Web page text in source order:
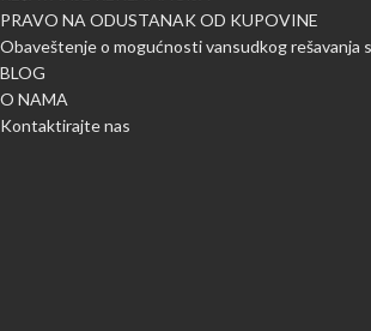
PRAVO NA ODUSTANAK OD KUPOVINE
Obaveštenje o mogućnosti vansudkog rešavanja
BLOG
O NAMA
Kontaktirajte nas